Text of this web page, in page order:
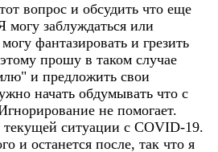
вопрос и обсудить что еще
заблуждаться или
фантазировать и грезить
прошу в таком случае
и предложить свои
начать обдумывать что с
не помогает.
текущей ситуации с COVID-19.
и останется после, так что я